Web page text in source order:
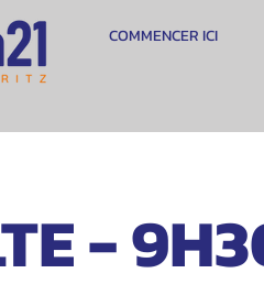
COMMENCER ICI
-